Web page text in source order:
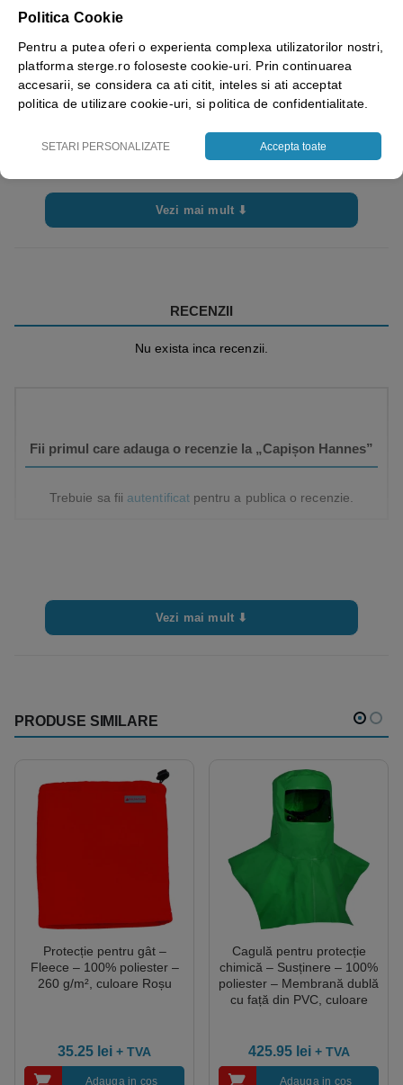
Vezi mai mult ⬇
RECENZII
Nu exista inca recenzii.
Fii primul care adauga o recenzie la „Capișon Hannes”
Trebuie sa fii autentificatpentru a publica o recenzie.
Vezi mai mult ⬇
PRODUSE SIMILARE
Protecție pentru gât –
Fleece – 100% poliester –
260 g/m², culoare Roșu
35.25 lei + TVA
Adauga in cos
Cagulă pentru protecție
chimică – Susținere – 100%
poliester – Membrană dublă
cu față din PVC, culoare
425.95 lei + TVA
Adauga in cos
Politica Cookie
Pentru a putea oferi o experienta complexa utilizatorilor nostri,
platforma sterge.ro foloseste cookie-uri. Prin continuarea
accesarii, se considera ca ati citit, inteles si ati acceptat
politica de utilizare cookie-uri, si politica de confidentialitate.
SETARI PERSONALIZATE Accepta toate